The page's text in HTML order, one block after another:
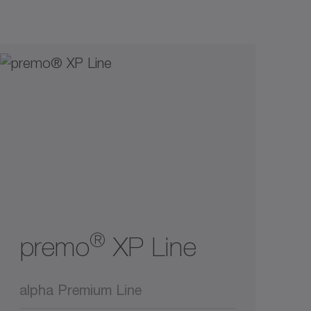
premo® XP Line
alpha Premium Line